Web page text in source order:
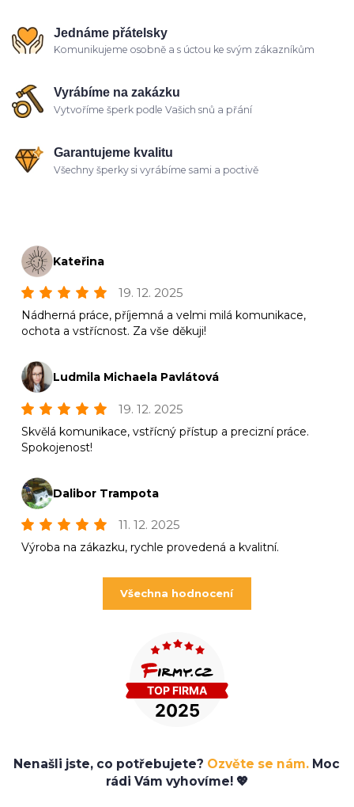
Jednáme přátelsky
Komunikujeme osobně a s úctou ke svým zákazníkům
Vyrábíme na zakázku
Vytvoříme šperk podle Vašich snů a přání
Garantujeme kvalitu
Všechny šperky si vyrábíme sami a poctivě
Kateřina
19. 12. 2025
Nádherná práce, příjemná a velmi milá komunikace,
ochota a vstřícnost. Za vše děkuji!
Ludmila Michaela Pavlátová
19. 12. 2025
Skvělá komunikace, vstřícný přístup a precizní práce.
Spokojenost!
Dalibor Trampota
11. 12. 2025
Výroba na zákazku, rychle provedená a kvalitní.
Všechna hodnocení
Nenašli jste, co potřebujete? Ozvěte se nám. Moc
rádi Vám vyhovíme! 💖